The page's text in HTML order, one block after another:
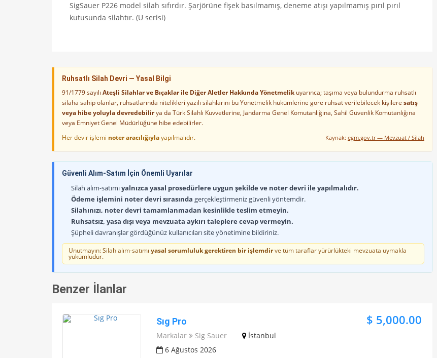
SigSauer P226 model silah sıfırdır. Şarjörüne fişek basılmamış, deneme atışı yapılmamış pırıl pırıl
kutusunda silahtır. (U serisi)
Ruhsatlı Silah Devri — Yasal Bilgi
91/1779 sayılı Ateşli Silahlar ve Bıçaklar ile Diğer Aletler Hakkında Yönetmelikuyarınca; taşıma veya bulundurma ruhsatlı
silaha sahip olanlar, ruhsatlarında nitelikleri yazılı silahlarını bu Yönetmelik hükümlerine göre ruhsat verilebilecek kişilere satış
veya hibe yoluyla devredebilirya da Türk Silahlı Kuvvetlerine, Jandarma Genel Komutanlığına, Sahil Güvenlik Komutanlığına
veya Emniyet Genel Müdürlüğüne hibe edebilirler.
Her devir işlemi noter aracılığıylayapılmalıdır. Kaynak: egm.gov.tr — Mevzuat / Silah
Güvenli Alım-Satım İçin Önemli Uyarılar
Silah alım-satımıyalnızca yasal prosedürlere uygun şekilde ve noter devri ile yapılmalıdır.
Ödeme işlemini noter devri sırasında gerçekleştirmeniz güvenli yöntemdir.
Silahınızı, noter devri tamamlanmadan kesinlikle teslim etmeyin.
Ruhsatsız, yasa dışı veya mevzuata aykırı taleplere cevap vermeyin.
Şüpheli davranışlar gördüğünüz kullanıcıları site yönetimine bildiriniz.
Unutmayın: Silah alım-satımı yasal sorumluluk gerektiren bir işlemdirve tüm taraflar yürürlükteki mevzuata uymakla
yükümlüdür.
Benzer İlanlar
Sıg Pro
Markalar Sig Sauer
İstanbul
6 Ağustos 2026
$ 5,000.00